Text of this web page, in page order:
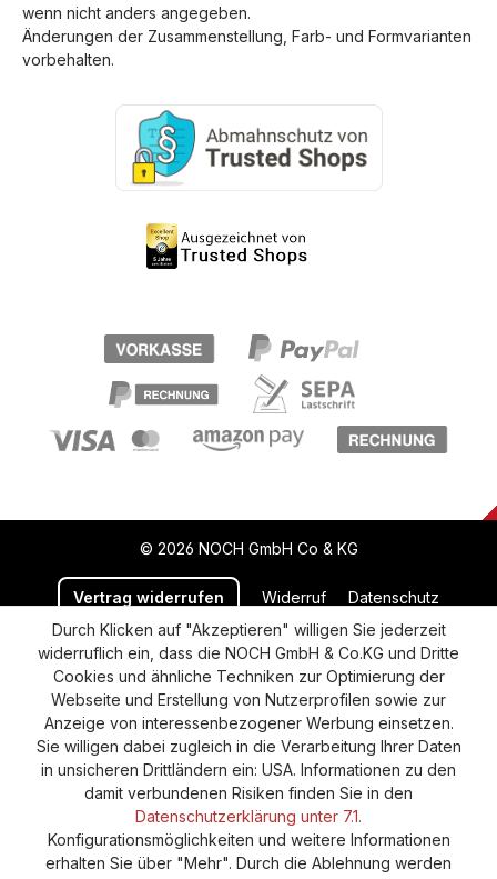
wenn nicht anders angegeben.
Änderungen der Zusammenstellung, Farb- und Formvarianten
vorbehalten.
© 2026 NOCH GmbH Co & KG
Vertrag widerrufen Widerruf Datenschutz
Versand und Zahlung AGB
Impressum
Cookie-Einstellungen
Barrierefreiheitserklärung
Durch Klicken auf "Akzeptieren" willigen Sie jederzeit
widerruflich ein, dass die NOCH GmbH & Co.KG und Dritte
Cookies und ähnliche Techniken zur Optimierung der
Webseite und Erstellung von Nutzerprofilen sowie zur
Anzeige von interessenbezogener Werbung einsetzen.
Sie willigen dabei zugleich in die Verarbeitung Ihrer Daten
in unsicheren Drittländern ein: USA. Informationen zu den
damit verbundenen Risiken finden Sie in den
Datenschutzerklärung unter 7.1.
Konfigurationsmöglichkeiten und weitere Informationen
erhalten Sie über "Mehr". Durch die Ablehnung werden